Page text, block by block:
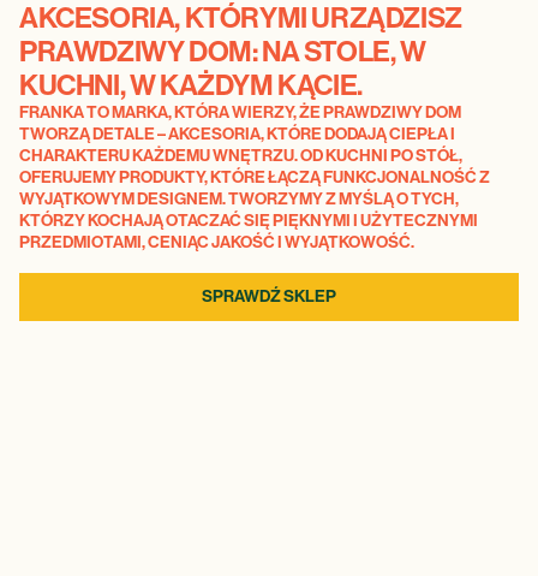
AKCESORIA, KTÓRYMI URZĄDZISZ
PRAWDZIWY DOM: NA STOLE, W
KUCHNI, W KAŻDYM KĄCIE.
FRANKA TO MARKA, KTÓRA WIERZY, ŻE PRAWDZIWY DOM
TWORZĄ DETALE – AKCESORIA, KTÓRE DODAJĄ CIEPŁA I
CHARAKTERU KAŻDEMU WNĘTRZU. OD KUCHNI PO STÓŁ,
OFERUJEMY PRODUKTY, KTÓRE ŁĄCZĄ FUNKCJONALNOŚĆ Z
WYJĄTKOWYM DESIGNEM. TWORZYMY Z MYŚLĄ O TYCH,
KTÓRZY KOCHAJĄ OTACZAĆ SIĘ PIĘKNYMI I UŻYTECZNYMI
PRZEDMIOTAMI, CENIĄC JAKOŚĆ I WYJĄTKOWOŚĆ.
SPRAWDŹ SKLEP